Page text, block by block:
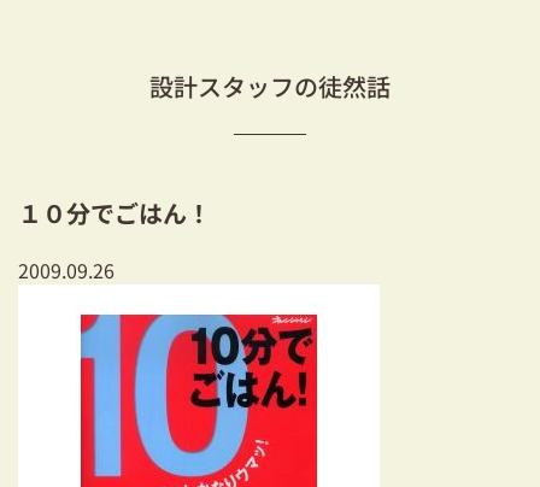
保証／アフターサポート
二世帯住宅をお考えの方
建て替えをお考えの方
耐震対策も安心の家づくり
リフォーム・リノベーションをお考えの方
必見！土地からお探しの方へ
設計スタッフの徒然話
１０分でごはん！
2009.09.26